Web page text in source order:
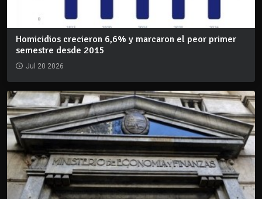
Homicidios crecieron 6,6% y marcaron el peor primer
semestre desde 2015
Jul 20 2026